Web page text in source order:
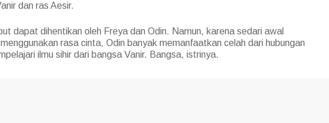
dan ras Aesir.
dapat dihentikan oleh Freya dan Odin. Namun, karena sedari awal
rasa cinta, Odin banyak memanfaatkan celah dari hubungan
ilmu sihir dari bangsa Vanir. Bangsa, istrinya.